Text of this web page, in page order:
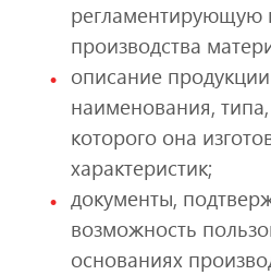
регламентирующую
производства
описание
наименования,
которого она
характеристик;
документы,
возможность
основаниях